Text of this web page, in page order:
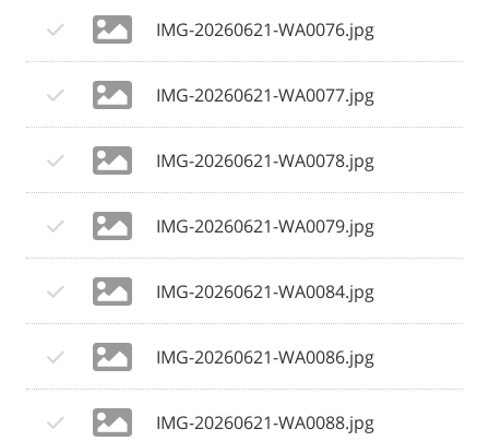
IMG-20260621-WA0076.jpg
IMG-20260621-WA0077.jpg
IMG-20260621-WA0078.jpg
IMG-20260621-WA0079.jpg
IMG-20260621-WA0084.jpg
IMG-20260621-WA0086.jpg
IMG-20260621-WA0088.jpg